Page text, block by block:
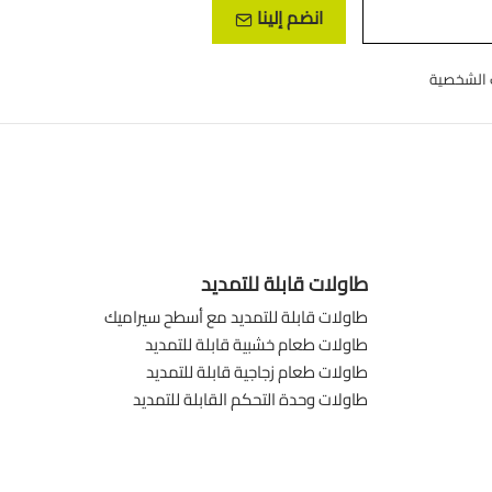
انضم إلينا
طاولات قابلة للتمديد
طاولات قابلة للتمديد مع أسطح سيراميك
طاولات طعام خشبية قابلة للتمديد
طاولات طعام زجاجية قابلة للتمديد
طاولات وحدة التحكم القابلة للتمديد